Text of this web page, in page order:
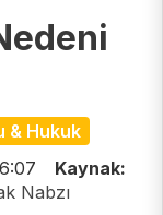
& Hukuk
Kaynak:
Nabzı